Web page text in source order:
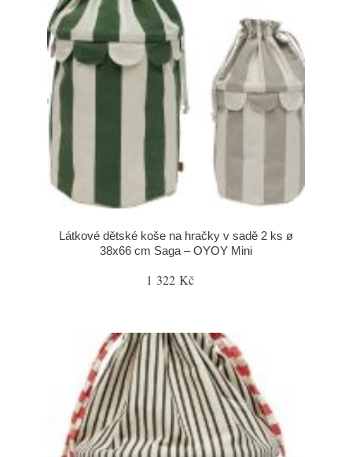
Látkové dětské koše na hračky v sadě 2 ks ø
38x66 cm Saga – OYOY Mini
1 322 Kč